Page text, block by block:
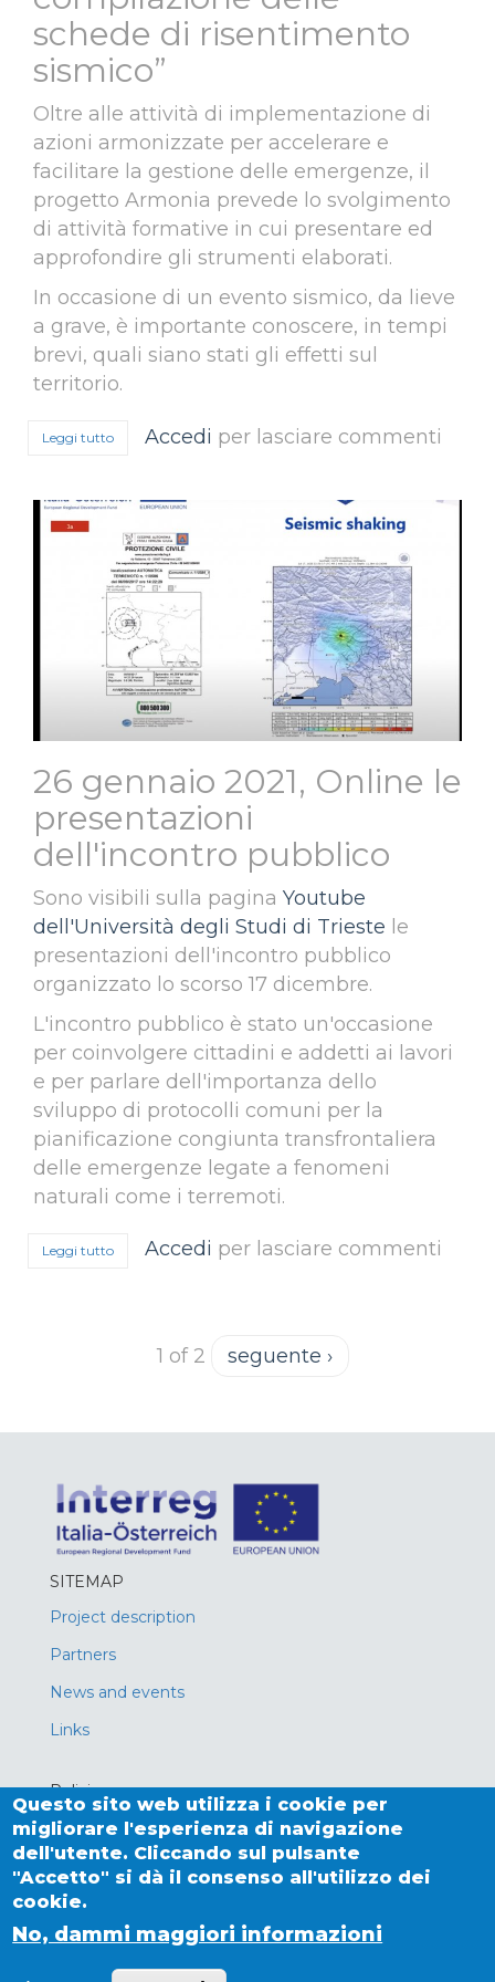
schede di risentimento
sismico”
Oltre alle attività di implementazione di
azioni armonizzate per accelerare e
facilitare la gestione delle emergenze, il
progetto Armonia prevede lo svolgimento
di attività formative in cui presentare ed
approfondire gli strumenti elaborati.
In occasione di un evento sismico, da lieve
a grave, è importante conoscere, in tempi
brevi, quali siano stati gli effetti sul
territorio.
Leggi tutto su Febbraio 2021 - Attività formativa: “Seminario di
Accedi per lasciare commenti
26 gennaio 2021, Online le
presentazioni
dell'incontro pubblico
Sono visibili sulla pagina Youtube
dell'Università degli Studi di Trieste le
presentazioni dell'incontro pubblico
organizzato lo scorso 17 dicembre.
L'incontro pubblico è stato un'occasione
per coinvolgere cittadini e addetti ai lavori
e per parlare dell'importanza dello
sviluppo di protocolli comuni per la
pianificazione congiunta transfrontaliera
delle emergenze legate a fenomeni
naturali come i terremoti.
Leggi tutto su 26 gennaio 2021, Online le presentazioni dell'incontro
Accedi per lasciare commenti
1 of 2 seguente ›
SITEMAP
Project description
Partners
News and events
Links
Policies
Privacy policy
Cookies
Questo sito web utilizza i cookie per
migliorare l'esperienza di navigazione
dell'utente. Cliccando sul pulsante
"Accetto" si dà il consenso all'utilizzo dei
cookie.
No, dammi maggiori informazioni